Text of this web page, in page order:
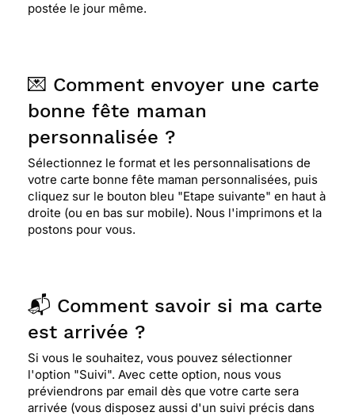
postée le jour même.
💌 Comment envoyer une carte
bonne fête maman
personnalisée ?
Sélectionnez le format et les personnalisations de
votre carte bonne fête maman personnalisées, puis
cliquez sur le bouton bleu "Etape suivante" en haut à
droite (ou en bas sur mobile). Nous l'imprimons et la
postons pour vous.
📬 Comment savoir si ma carte
est arrivée ?
Si vous le souhaitez, vous pouvez sélectionner
l'option "Suivi". Avec cette option, nous vous
préviendrons par email dès que votre carte sera
arrivée (vous disposez aussi d'un suivi précis dans